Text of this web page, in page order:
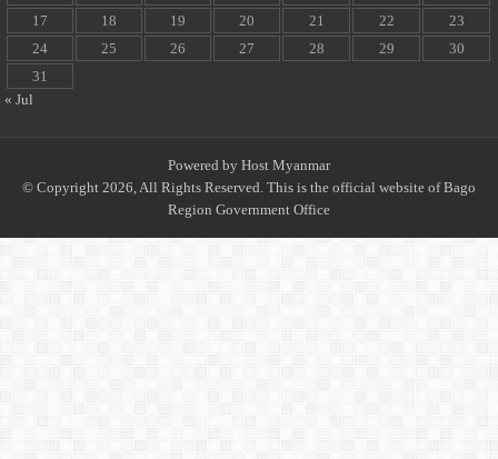
17
18 19 20 21 22
23
24
25 26 27 28 29
30
31
« Jul
Powered by Host Myanmar
© Copyright 2026, All Rights Reserved. This is the official website of Bago
Region Government Office